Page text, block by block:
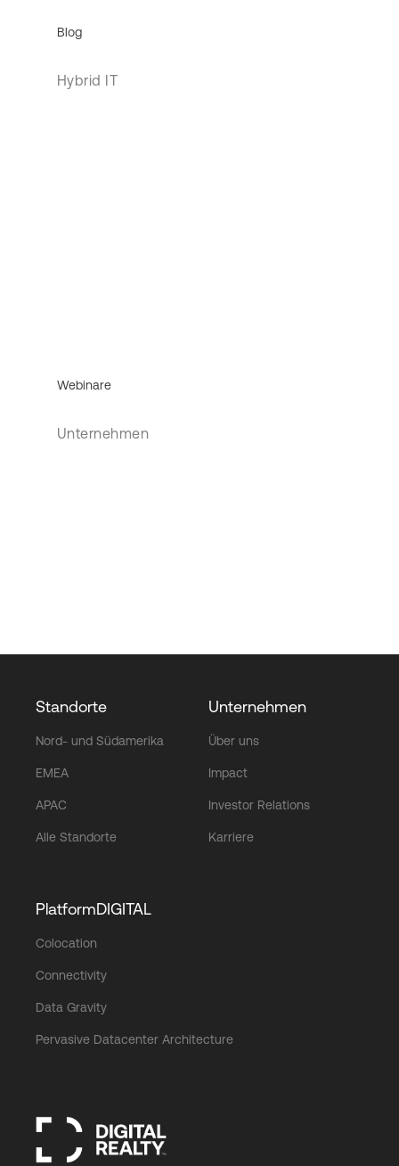
Blog
Hybrid IT
Webinare
Unternehmen
Standorte
Nord- und Südamerika
EMEA
APAC
Alle Standorte
Unternehmen
Über uns
Impact
Investor Relations
Karriere
PlatformDIGITAL
Colocation
Connectivity
Data Gravity
Pervasive Datacenter Architecture